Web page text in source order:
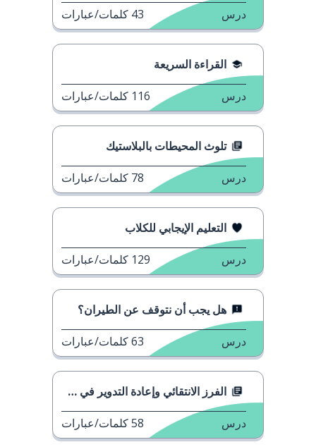
درس 43 كلمات/عبارات
القراءة السريعة
درس 116 كلمات/عبارات
تلوث المحيطات بالبلاستيك
درس 78 كلمات/عبارات
التعليم الإيجابي للكلاب
درس 129 كلمات/عبارات
هل يجب أن نتوقف عن الطيران؟
درس 63كلمات/عبارات
الفرز الانتقائي وإعادة التدوير في عام 2023
درس 58كلمات/عبارات